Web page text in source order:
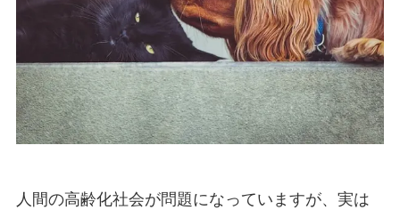
人間の高齢化社会が問題になっていますが、実は